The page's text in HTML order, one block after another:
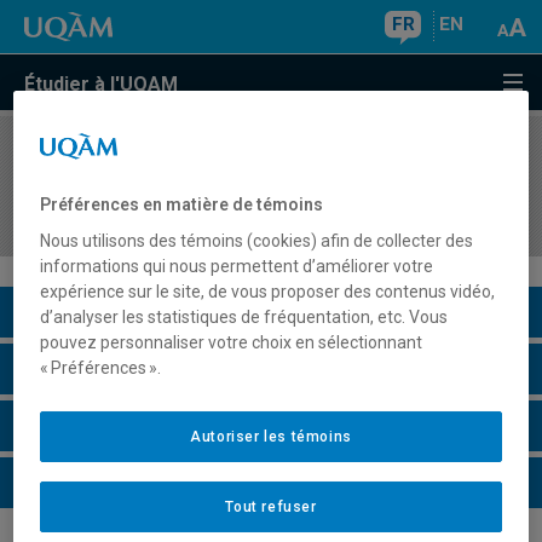
FR EN
Étudier à l'UQAM
COURS//
adultes
Description du cours
Horaire - Été 2026
Horaire - Automne 2026
Horaire - Hiver 2027
Préférences en matière de témoins
Nous utilisons des témoins (cookies) afin de collecter des
informations qui nous permettent d’améliorer votre
expérience sur le site, de vous proposer des contenus vidéo,
d’analyser les statistiques de fréquentation, etc. Vous
pouvez personnaliser votre choix en sélectionnant
« Préférences ».
Tout refuser
Autoriser les témoins